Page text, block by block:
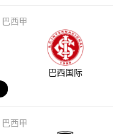
巴西甲
巴西国际
巴西甲